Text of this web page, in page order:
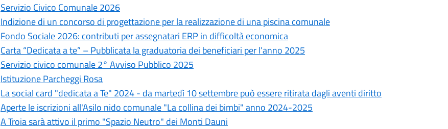
Servizio Civico Comunale 2026
Indizione di un concorso di progettazione per la realizzazione di una piscina comunale
Fondo Sociale 2026: contributi per assegnatari ERP in difficoltà economica
Carta “Dedicata a te” – Pubblicata la graduatoria dei beneficiari per l’anno 2025
Servizio civico comunale 2° Avviso Pubblico 2025
Istituzione Parcheggi Rosa
La social card "dedicata a Te" 2024 - da martedì 10 settembre può essere ritirata dagli aventi diritto
Aperte le iscrizioni all'Asilo nido comunale "La collina dei bimbi" anno 2024-2025
A Troia sarà attivo il primo "Spazio Neutro" dei Monti Dauni